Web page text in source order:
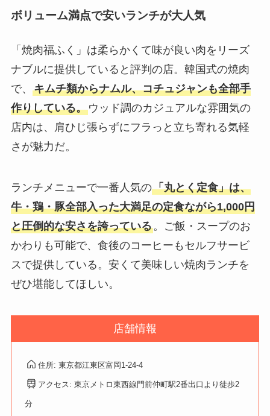
ボリューム満点で安いランチが大人気
「焼肉福ふく」は柔らかくて味が良い肉をリーズ
ナブルに提供していると評判の店。韓国式の焼肉
で、 キムチ類からナムル、コチュジャンも全部手
作りしている。ウッド調のカジュアルな雰囲気の
店内は、肩ひじ張らずにフラっと立ち寄れる気軽
さが魅力だ。
ランチメニューで一番人気の「丸とく定食」は、
牛・鶏・豚全部入った大満足の定食ながら1,000円
と圧倒的な安さを誇っている。ご飯・スープのお
かわりも可能で、食後のコーヒーもセルフサービ
スで提供している。安くて美味しい焼肉ランチを
ぜひ堪能してほしい。
店舗情報
住所: 東京都江東区富岡1-24-4
アクセス: 東京メトロ東西線門前仲町駅2番出口より徒歩2
分